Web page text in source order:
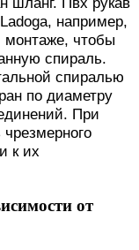
например,
монтаже, чтобы
спираль.
спиралью
по диаметру
При
к их
от